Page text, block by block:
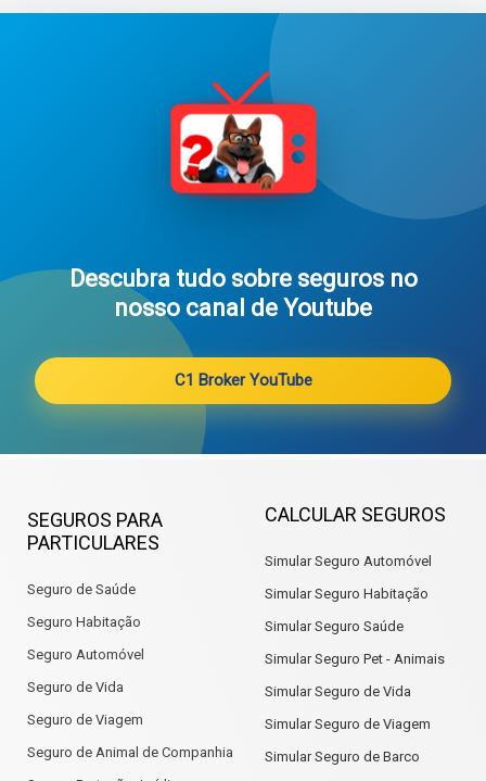
Descubra tudo sobre seguros no
nosso canal de Youtube
C1 Broker YouTube
SEGUROS PARA
PARTICULARES
Seguro de Saúde
Seguro Habitação
Seguro Automóvel
Seguro de Vida
Seguro de Viagem
Seguro de Animal de Companhia
CALCULAR SEGUROS
Simular Seguro Automóvel
Simular Seguro Habitação
Simular Seguro Saúde
Simular Seguro Pet - Animais
Simular Seguro de Vida
Simular Seguro de Viagem
Simular Seguro de Barco